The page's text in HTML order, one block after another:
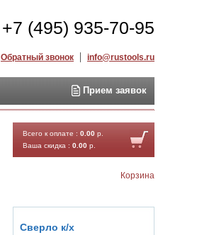
+7 (495) 935-70-95
Обратный звонок info@rustools.ru
Прием заявок
Всего к оплате : 0.00 р.
Ваша скидка : 0.00 р.
Корзина
Сверло к/х